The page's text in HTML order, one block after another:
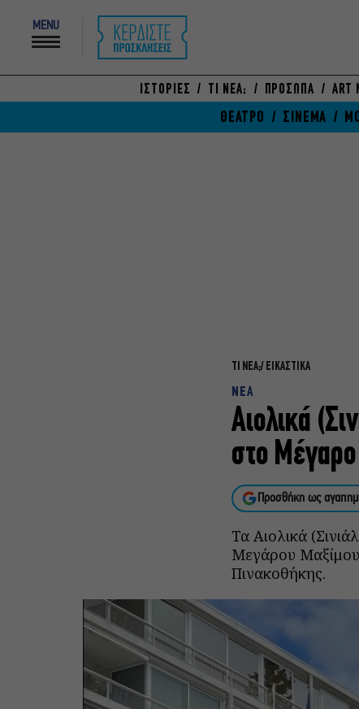
MENU
ΙΣΤΟΡΙΕΣ ΤΙ ΝΕΑ; ΠΡΟΣΩΠΑ ART
ΘΕΑΤΡΟ ΣΙΝΕΜΑ
ΤΙ ΝΕΑ; ΕΙΚΑΣΤΙΚΑ
ΝΕΑ
Αιολικά
στο Μέγαρο
Προσθήκη ως
Τα Αιολικά
Μεγάρου Μαξίμου
Πινακοθήκης.